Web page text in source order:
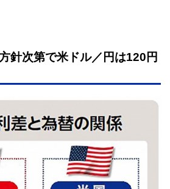
針次第で米ドル／円は120円